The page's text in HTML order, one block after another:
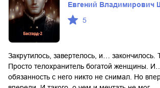
Евгений Владимирович
5
Закрутилось, завертелось, и… закончилось.
Просто телохранитель богатой женщины.
обязанность с него никто не снимал. Но